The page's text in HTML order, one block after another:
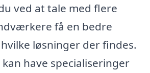
ved at tale med flere
få en bedre
løsninger der findes.
have specialiseringer